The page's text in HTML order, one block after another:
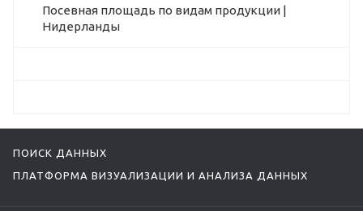
Посевная площадь по видам продукции |
Нидерланды
ПОИСК ДАННЫХ
ПЛАТФОРМА ВИЗУАЛИЗАЦИИ И АНАЛИЗА ДАННЫХ